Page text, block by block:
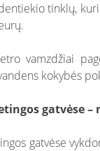
tinklų,
vamzdžiai
kokybės
gatvėse
gatvėse